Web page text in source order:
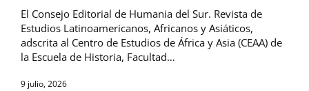
El Consejo Editorial de Humania del Sur. Revista de
Estudios Latinoamericanos, Africanos y Asiáticos,
adscrita al Centro de Estudios de África y Asia (CEAA) de
la Escuela de Historia, Facultad…
9 julio, 2026